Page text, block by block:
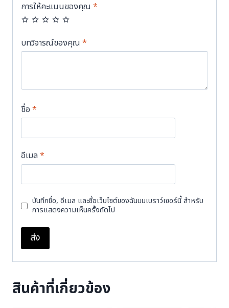
การให้คะแนนของคุณ *
บทวิจารณ์ของคุณ *
ชื่อ *
อีเมล *
บันทึกชื่อ, อีเมล และชื่อเว็บไซต์ของฉันบนเบราว์เซอร์นี้ สำหรับ
การแสดงความเห็นครั้งถัดไป
สินค้าที่เกี่ยวข้อง